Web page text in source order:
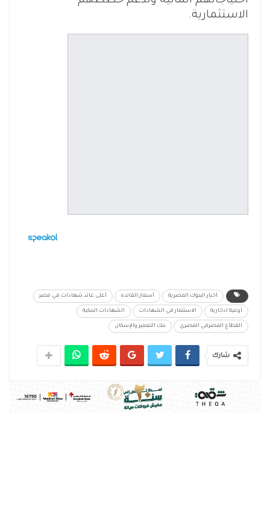
الاستثمارية.
أخبار البنوك المصرية أسعار الفائدة أعلى عائد شهادات في مصر
أوعية ادخارية الاستثمار في الشهادات الشهادات البنكية
القطاع المصرفي المصري بنك التعمير والإسكان
شارك